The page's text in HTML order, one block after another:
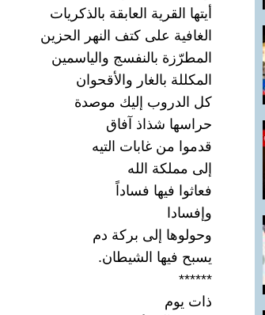
أيتها القرية العابقة بالذكريات
الغافية على كتف النهر الحزين
المطرّزة بالنفسج والياسمين
المكللة بالغار والأقحوان
كل الدروب إليك موصدة
حراسها شذاذ آفاق
قدموا من غابات التيه
إلى مملكة الله
فعاثوا فيها فساداً
وإفسادا
وحولوها إلى بركة دم
يسبح فيها الشيطان.
******
ذات يوم